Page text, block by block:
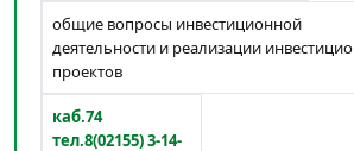
общие вопросы инвестиционной
деятельности и реализации
проектов
каб.74
тел.8(02155) 3-14-